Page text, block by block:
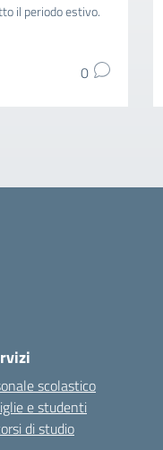
il periodo estivo.
0
scolastico
e studenti
di studio